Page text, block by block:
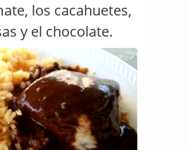
los cacahuetes,
y el chocolate.